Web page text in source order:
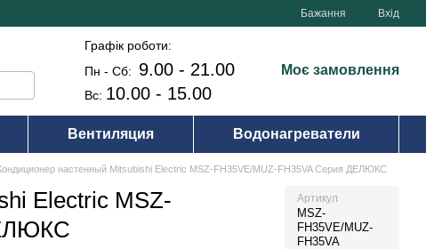
Бажання Вхід
Графік роботи:
Пн - Сб: 9.00 - 21.00
Вс: 10.00 - 15.00
Моє замовлення
Вентиляция Водонагреватели
настенный Mitsubishi Electric MSZ-FH35VE/MUZ-FH35VA Серия ДЕЛЮКС
Electric MSZ-
Артикул
MSZ-
FH35VE/MUZ-
FH35VA